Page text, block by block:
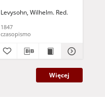
Levysohn, Wilhelm. Red.
1847
czasopismo
Więcej